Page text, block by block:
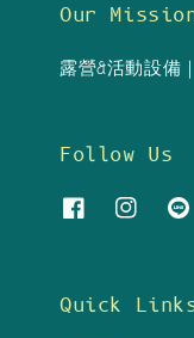
Our
露營&活動設備
Follow Us
Quick